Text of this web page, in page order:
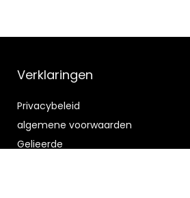
Verklaringen
Privacybeleid
algemene voorwaarden
Gelieerde